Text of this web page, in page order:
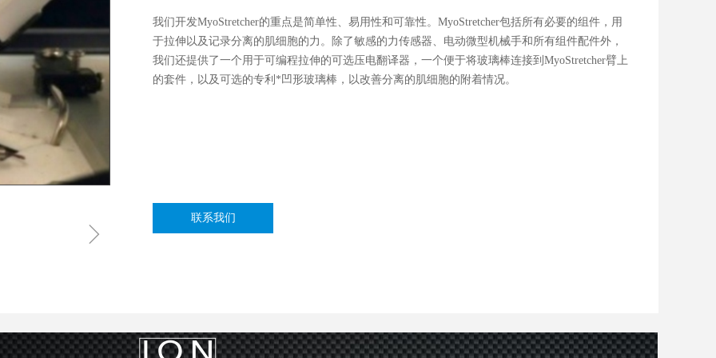
ꁇ
我们开发MyoStretcher的重点是简单性、易用性和可靠性。MyoStretcher包括所有必要的组件，用
于拉伸以及记录分离的肌细胞的力。除了敏感的力传感器、电动微型机械手和所有组件配件外，
我们还提供了一个用于可编程拉伸的可选压电翻译器，一个便于将玻璃棒连接到MyoStretcher臂上
的套件，以及可选的专利*凹形玻璃棒，以改善分离的肌细胞的附着情况。
联系我们